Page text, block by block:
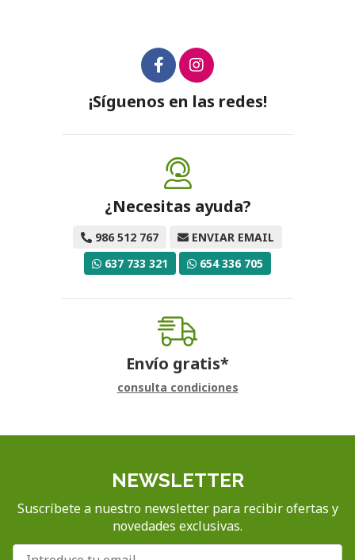
¡Síguenos en las redes!
¿Necesitas ayuda?
986 512 767
ENVIAR EMAIL
637 733 321
654 336 705
Envío gratis*
consulta condiciones
NEWSLETTER
Suscríbete a nuestro newsletter para recibir ofertas y
novedades exclusivas.